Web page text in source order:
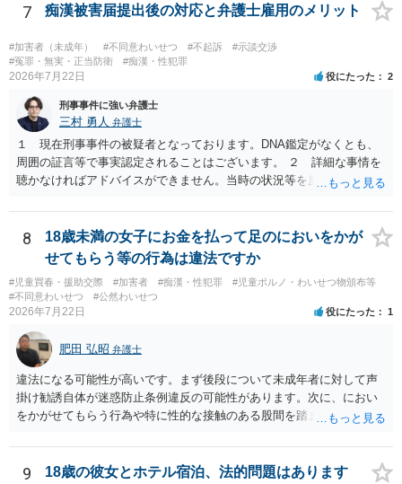
意ください。 より詳細について、お聞きになりたい場合、最寄りの法
7 痴漢被害届提出後の対応と弁護士雇用のメリット
#加害者（未成年） #不同意わいせつ #不起訴
#示談交渉
#冤罪・無実・正当防衛
#痴漢・性犯罪
2026年7月22日 役にたった 2
刑事事件に強い弁護士
三村 勇人 弁護士
１ 現在刑事事件の被疑者となっております。DNA鑑定がなくとも、
周囲の証言等で事実認定されることはございます。 ２ 詳細な事情を
聴かなければアドバイスができません。当時の状況等を反論していく
ず、当事者で解決した事例を知りません。依頼しない理由がないかと
思います。
8
18歳未満の女子にお金を払って足のにおいをかが
せてもらう等の行為は違法ですか
#児童買春・援助交際 #加害者 #痴漢・性犯罪
#児童ポルノ・わいせつ物頒布等
#不同意わいせつ
#公然わいせつ
2026年7月22日 役にたった 1
肥田 弘昭 弁護士
違法になる可能性が高いです。まず後段について未成年者に対して声
掛け勧誘自体が迷惑防止条例違反の可能性があります。次に、におい
をかがせてもらう行為や特に性的な接触のある股間を踏ませる行為
条例違反などに該当する可能性が高いです。ご参考にしてください。
9
18歳の彼女とホテル宿泊、法的問題はあります